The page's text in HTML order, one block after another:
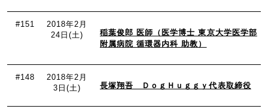
#151
2018年2月
24日(土)
稲葉俊郎 医師（医学博士 東京大学医学部
附属病院 循環器内科 助教）
#148
2018年2月
3日(土)
長塚翔吾 ＤｏｇＨｕｇｇｙ代表取締役